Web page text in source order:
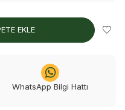
EKLE
WhatsApp Bilgi Hattı